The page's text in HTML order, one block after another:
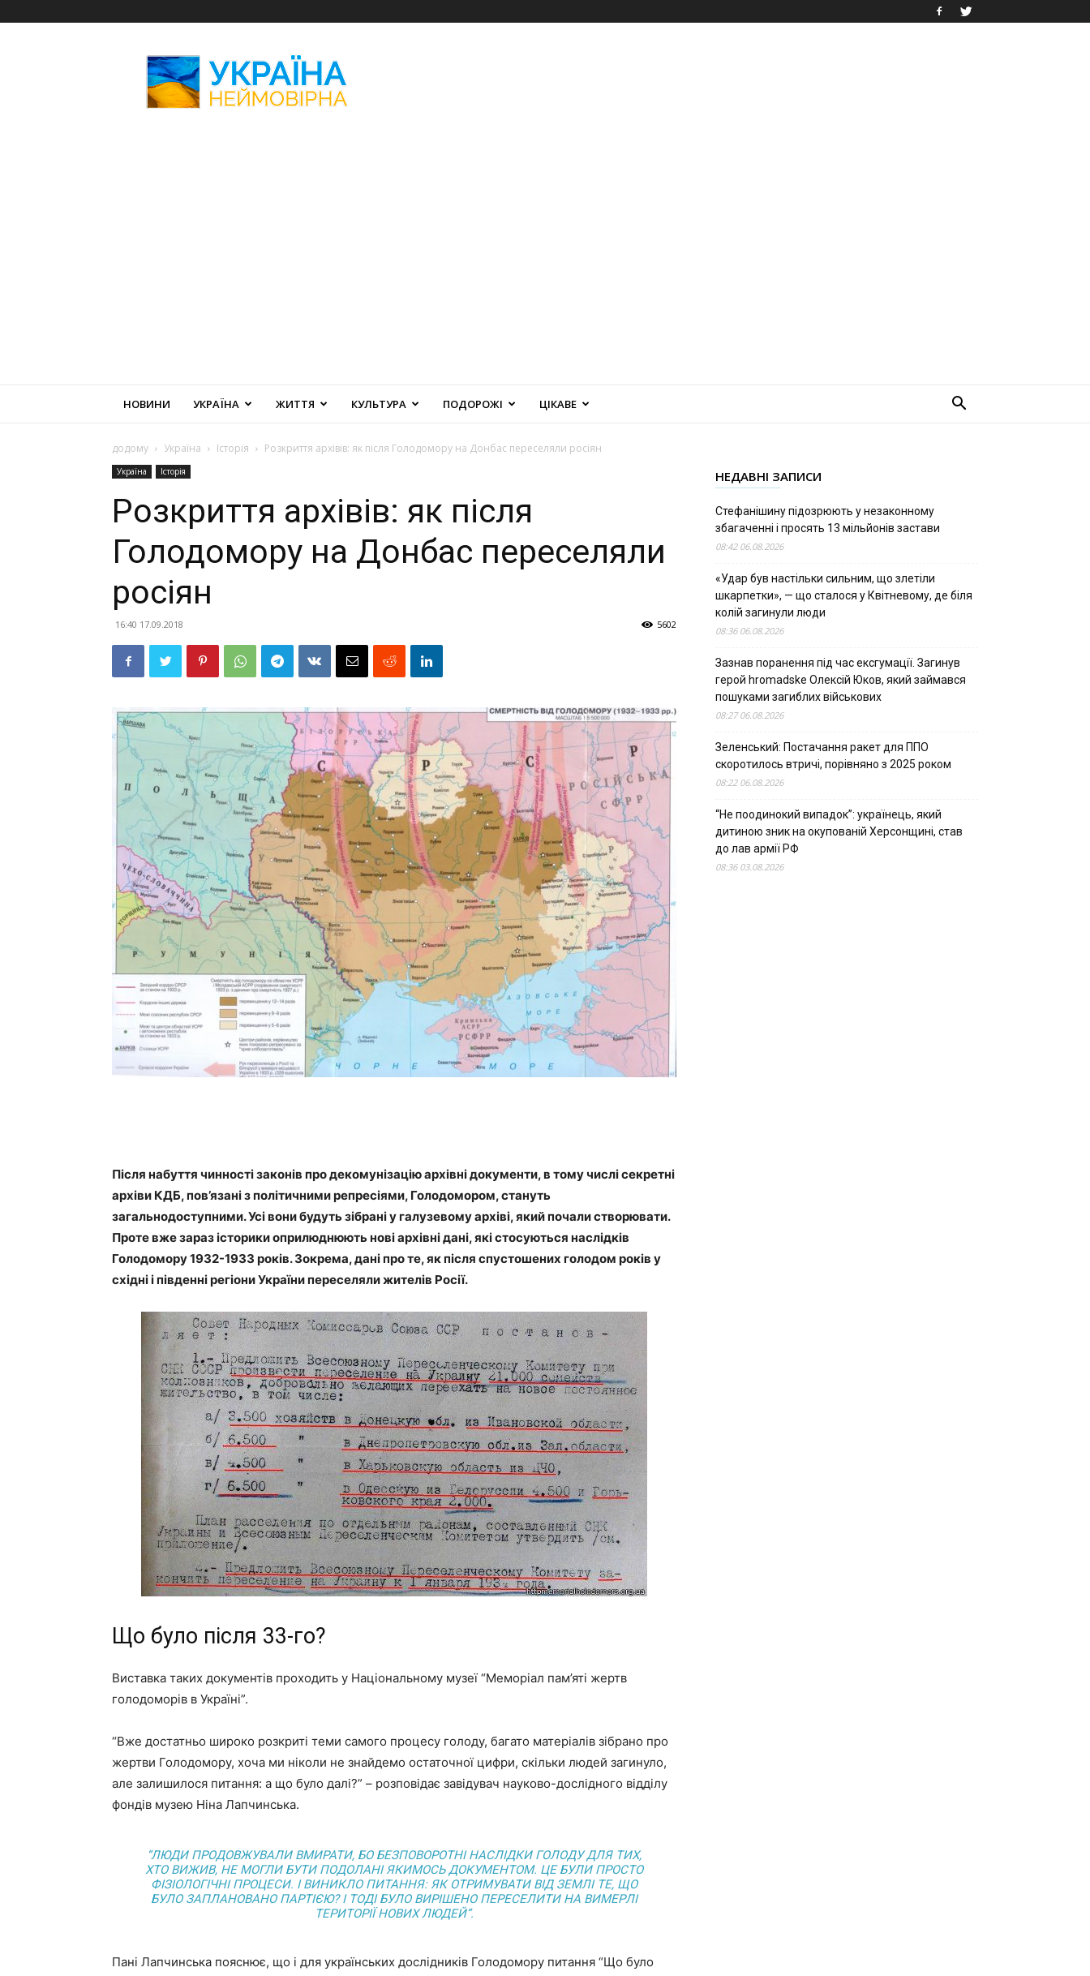
Неймовірна
НОВИНИ УКРАЇНА ЖИТТЯ КУЛЬТУРА ПОДОРОЖІ ЦІКАВЕ
додому Україна Історія Розкриття архівів: як після Голодомору на Донбас переселяли росіян
Україна Історія
Розкриття архівів: як після
Голодомору на Донбас переселяли
росіян
16:40 17.09.2018 5602
Після набуття чинності законів про декомунізацію архівні документи, в тому числі секретні
архіви КДБ, пов’язані з політичними репресіями, Голодомором, стануть
загальнодоступними. Усі вони будуть зібрані у галузевому архіві, який почали створювати.
Проте вже зараз історики оприлюднюють нові архівні дані, які стосуються наслідків
Голодомору 1932-1933 років. Зокрема, дані про те, як після спустошених голодом років у
східні і південні регіони України переселяли жителів Росії.
Що було після 33-го?
Виставка таких документів проходить у Національному музеї “Меморіал пам’яті жертв
голодоморів в Україні”.
“Вже достатньо широко розкриті теми самого процесу голоду, багато матеріалів зібрано про
жертви Голодомору, хоча ми ніколи не знайдемо остаточної цифри, скільки людей загинуло,
але залишилося питання: а що було далі?” – розповідає завідувач науково-дослідного відділу
фондів музею Ніна Лапчинська.
“ЛЮДИ ПРОДОВЖУВАЛИ ВМИРАТИ, БО БЕЗПОВОРОТНІ НАСЛІДКИ ГОЛОДУ ДЛЯ ТИХ,
ХТО ВИЖИВ, НЕ МОГЛИ БУТИ ПОДОЛАНІ ЯКИМОСЬ ДОКУМЕНТОМ. ЦЕ БУЛИ ПРОСТО
ФІЗІОЛОГІЧНІ ПРОЦЕСИ. І ВИНИКЛО ПИТАННЯ: ЯК ОТРИМУВАТИ ВІД ЗЕМЛІ ТЕ, ЩО
БУЛО ЗАПЛАНОВАНО ПАРТІЄЮ? І ТОДІ БУЛО ВИРІШЕНО ПЕРЕСЕЛИТИ НА ВИМЕРЛІ
ТЕРИТОРІЇ НОВИХ ЛЮДЕЙ”.
Пані Лапчинська пояснює, що і для українських дослідників Голодомору питання “Що було
НЕДАВНІ ЗАПИСИ
Стефанішину підозрюють у незаконному
збагаченні і просять 13 мільйонів застави
08:42 06.08.2026
«Удар був настільки сильним, що злетіли
шкарпетки», — що сталося у Квітневому, де біля
колій загинули люди
08:36 06.08.2026
Зазнав поранення під час ексгумації. Загинув
герой hromadske Олексій Юков, який займався
пошуками загиблих військових
08:27 06.08.2026
Зеленський: Постачання ракет для ППО
скоротилось втричі, порівняно з 2025 роком
08:22 06.08.2026
“Не поодинокий випадок”: українець, який
дитиною зник на окупованій Херсонщині, став
до лав армії РФ
08:36 03.08.2026